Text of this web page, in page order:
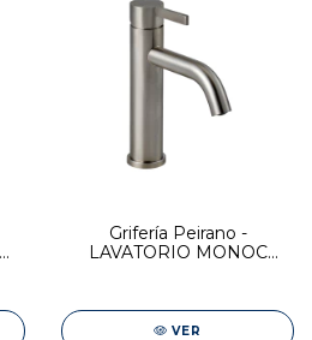
Grifería Peirano -
LAVATORIO MONOC
VER